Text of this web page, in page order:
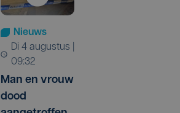
Nieuws
di 4 augustus |
09:32
Man en vrouw
dood